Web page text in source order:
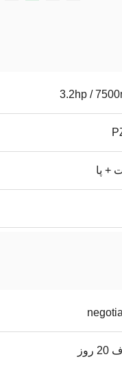
3.2hp /
+ پا